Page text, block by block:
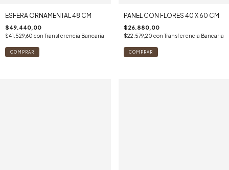
ESFERA ORNAMENTAL 48 CM
$49.440,00
$41.529,60 con Transferencia Bancaria
PANEL CON FLORES 40 X 60 CM
$26.880,00
$22.579,20 con Transferencia Bancaria